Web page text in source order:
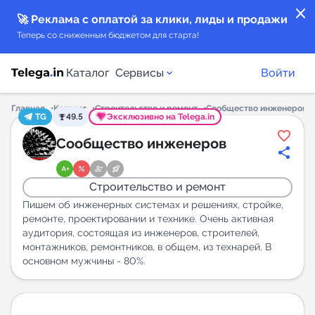
close
🚀 Реклама с оплатой за клики, лиды и продажи
Теперь со сниженным бюджетом для старта!
Каталог Сервисы
Каталог каналов
Каталог ботов
Горящие предложения
Индекс читаемости каналов в Telegram
New
Аналитика MAX каналов
Войти
Главная Каталог Строительство и ремонт
Сообщество инженеров
TG
49.5 Эксклюзивно на Telega.in
Сообщество инженеров
Строительство и ремонт
Пишем об инженерных системах и решениях, стройке,
ремонте, проектировании и технике. Очень активная
аудитория, состоящая из инженеров, строителей,
монтажников, ремонтников, в общем, из технарей. В
основном мужчины - 80%.